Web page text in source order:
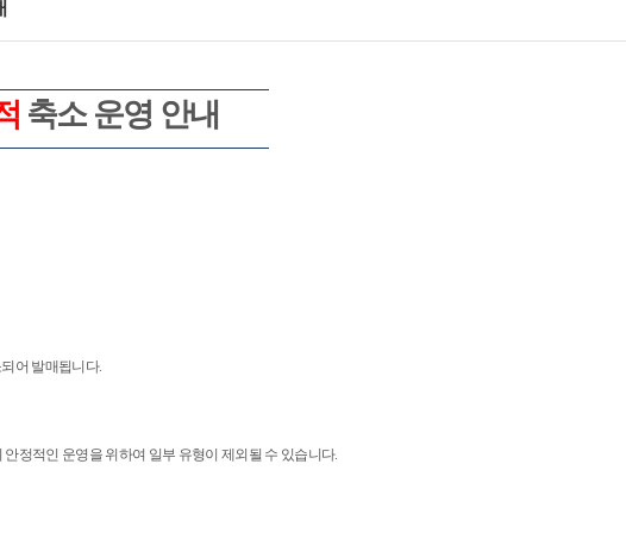
축소 운영 안내
어 발매됩니다.
정적인 운영을 위하여 일부 유형이 제외될 수 있습니다.